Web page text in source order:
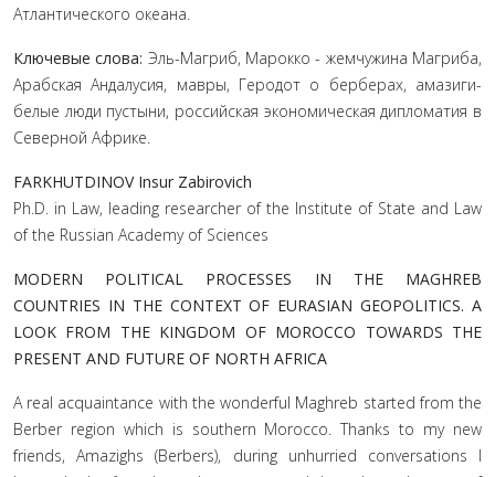
Атлантического океана.
Ключевые слова: Эль-Магриб, Марокко - жемчужина Магриба,
Арабская Андалусия, мавры, Геродот о берберах, амазиги-
белые люди пустыни, российская экономическая дипломатия в
Северной Африке.
FARKHUTDINOV Insur Zabirovich
Ph.D. in Law, leading researcher of the Institute of State and Law
of the Russian Academy of Sciences
MODERN POLITICAL PROCESSES IN THE MAGHREB
COUNTRIES IN THE CONTEXT OF EURASIAN GEOPOLITICS. A
LOOK FROM THE KINGDOM OF MOROCCO TOWARDS THE
PRESENT AND FUTURE OF NORTH AFRICA
A real acquaintance with the wonderful Maghreb started from the
Berber region which is southern Morocco. Thanks to my new
friends, Amazighs (Berbers), during unhurried conversations I